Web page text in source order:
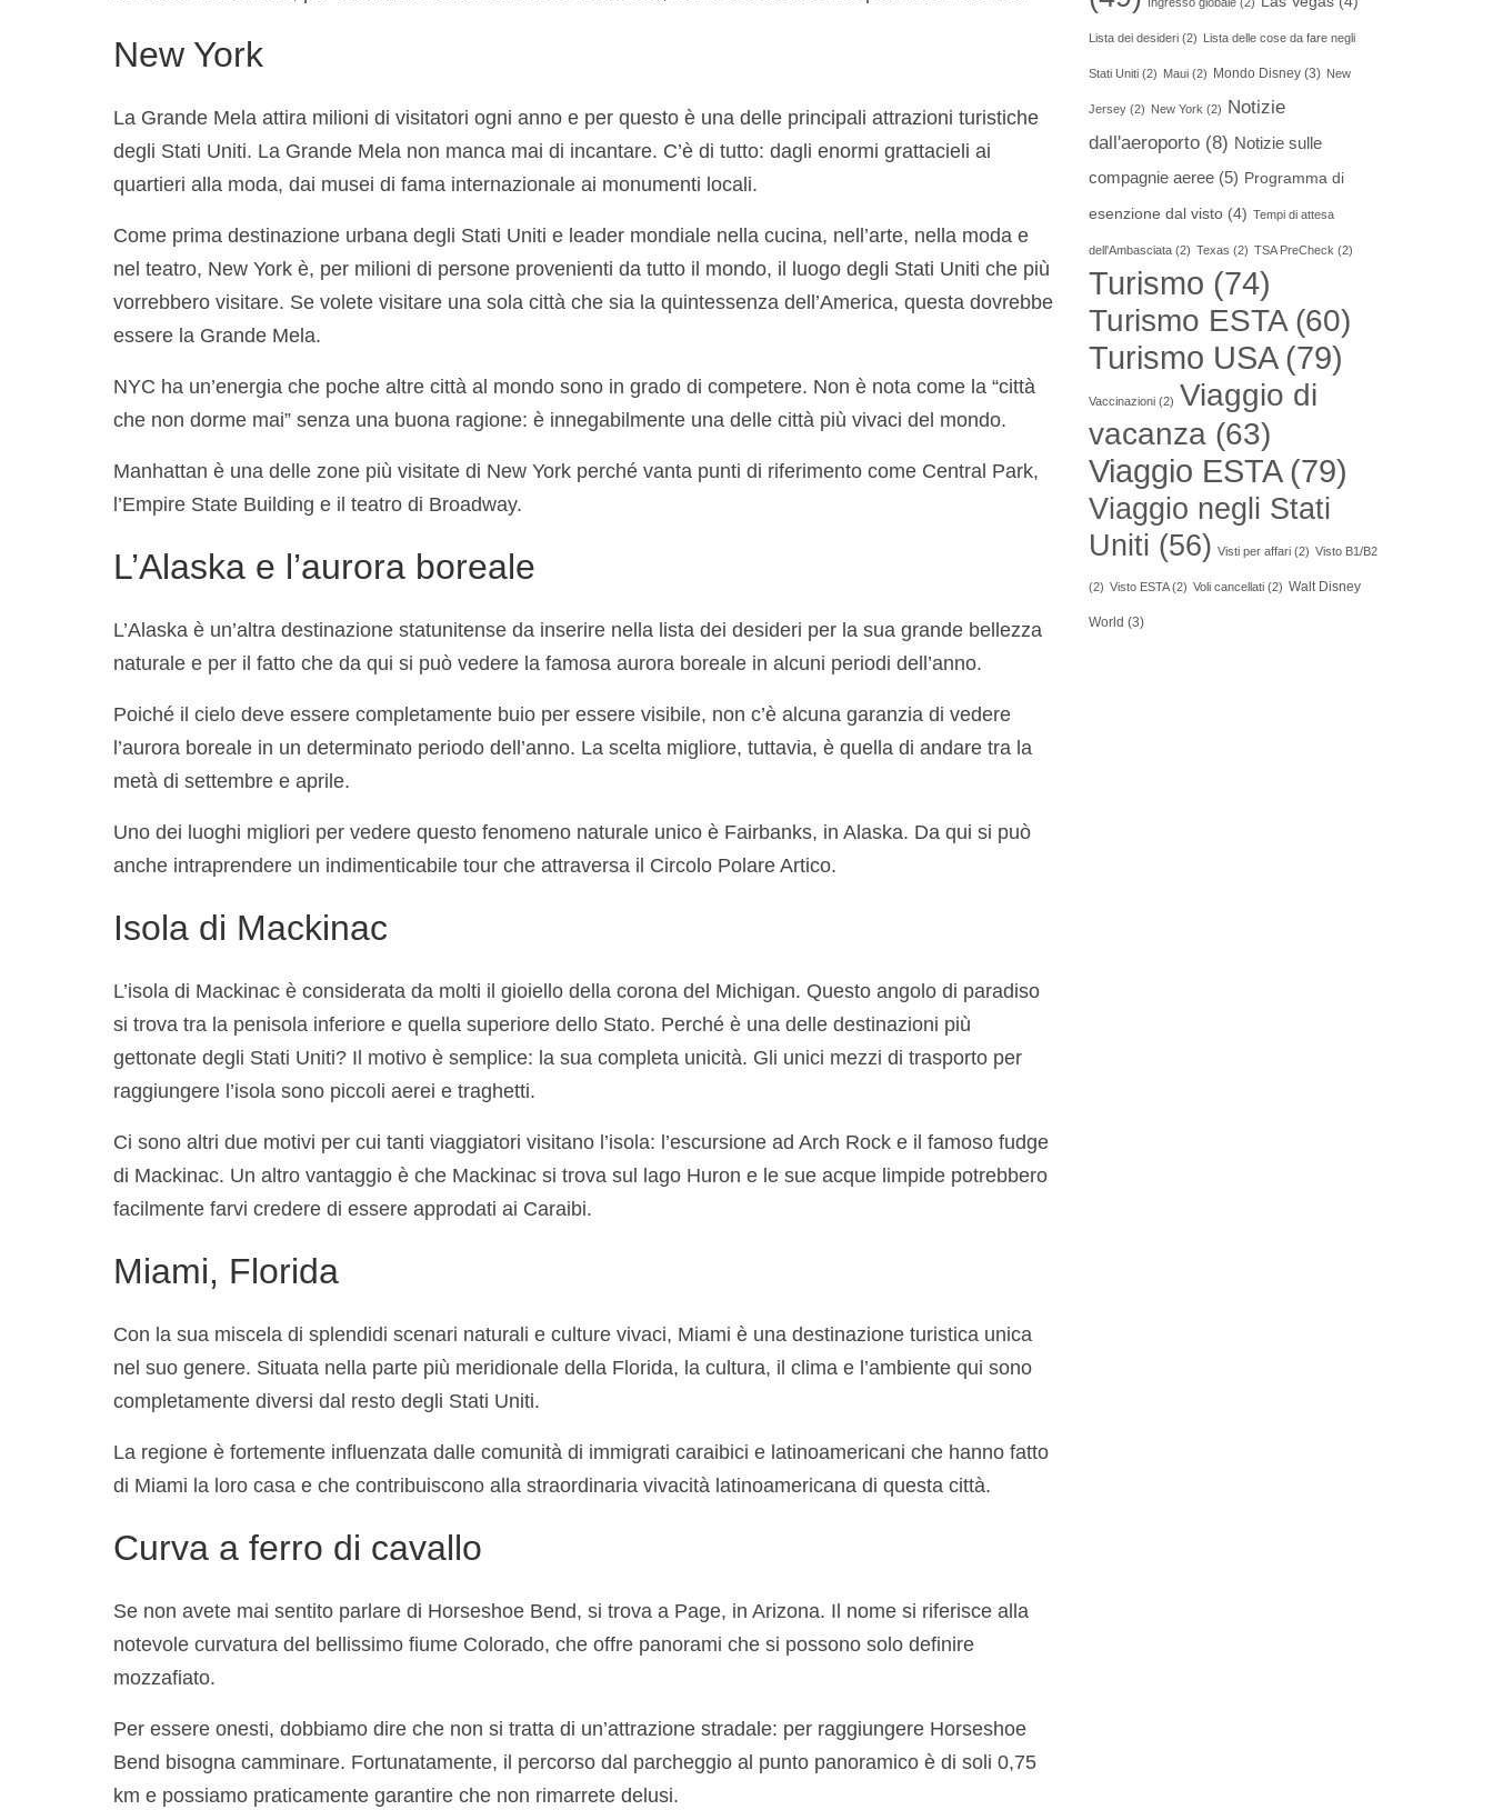
New York
La Grande Mela attira milioni di visitatori ogni anno e per questo è una delle principali attrazioni turistiche
degli Stati Uniti. La Grande Mela non manca mai di incantare. C’è di tutto: dagli enormi grattacieli ai
quartieri alla moda, dai musei di fama internazionale ai monumenti locali.
Come prima destinazione urbana degli Stati Uniti e leader mondiale nella cucina, nell’arte, nella moda e
nel teatro, New York è, per milioni di persone provenienti da tutto il mondo, il luogo degli Stati Uniti che più
vorrebbero visitare. Se volete visitare una sola città che sia la quintessenza dell’America, questa dovrebbe
essere la Grande Mela.
NYC ha un’energia che poche altre città al mondo sono in grado di competere. Non è nota come la “città
che non dorme mai” senza una buona ragione: è innegabilmente una delle città più vivaci del mondo.
Manhattan è una delle zone più visitate di New York perché vanta punti di riferimento come Central Park,
l’Empire State Building e il teatro di Broadway.
L’Alaska e l’aurora boreale
L’Alaska è un’altra destinazione statunitense da inserire nella lista dei desideri per la sua grande bellezza
naturale e per il fatto che da qui si può vedere la famosa aurora boreale in alcuni periodi dell’anno.
Poiché il cielo deve essere completamente buio per essere visibile, non c’è alcuna garanzia di vedere
l’aurora boreale in un determinato periodo dell’anno. La scelta migliore, tuttavia, è quella di andare tra la
metà di settembre e aprile.
Uno dei luoghi migliori per vedere questo fenomeno naturale unico è Fairbanks, in Alaska. Da qui si può
anche intraprendere un indimenticabile tour che attraversa il Circolo Polare Artico.
Isola di Mackinac
L’isola di Mackinac è considerata da molti il gioiello della corona del Michigan. Questo angolo di paradiso
si trova tra la penisola inferiore e quella superiore dello Stato. Perché è una delle destinazioni più
gettonate degli Stati Uniti? Il motivo è semplice: la sua completa unicità. Gli unici mezzi di trasporto per
raggiungere l’isola sono piccoli aerei e traghetti.
Ci sono altri due motivi per cui tanti viaggiatori visitano l’isola: l’escursione ad Arch Rock e il famoso fudge
di Mackinac. Un altro vantaggio è che Mackinac si trova sul lago Huron e le sue acque limpide potrebbero
facilmente farvi credere di essere approdati ai Caraibi.
Miami, Florida
Con la sua miscela di splendidi scenari naturali e culture vivaci, Miami è una destinazione turistica unica
nel suo genere. Situata nella parte più meridionale della Florida, la cultura, il clima e l’ambiente qui sono
completamente diversi dal resto degli Stati Uniti.
La regione è fortemente influenzata dalle comunità di immigrati caraibici e latinoamericani che hanno fatto
di Miami la loro casa e che contribuiscono alla straordinaria vivacità latinoamericana di questa città.
Curva a ferro di cavallo
Se non avete mai sentito parlare di Horseshoe Bend, si trova a Page, in Arizona. Il nome si riferisce alla
notevole curvatura del bellissimo fiume Colorado, che offre panorami che si possono solo definire
mozzafiato.
Per essere onesti, dobbiamo dire che non si tratta di un’attrazione stradale: per raggiungere Horseshoe
Bend bisogna camminare. Fortunatamente, il percorso dal parcheggio al punto panoramico è di soli 0,75
km e possiamo praticamente garantire che non rimarrete delusi.
Lista dei desideri(2) Lista delle cose da fare negli
Stati Uniti(2) Maui(2) Mondo Disney(3) New
Jersey(2) New York (2) Notizie
dall'aeroporto(8) Notizie sulle
compagnie aeree(5) Programma di
esenzione dal visto(4) Tempi di attesa
dell'Ambasciata(2) Texas (2) TSA PreCheck (2)
Turismo (74)
Turismo ESTA(60)
Turismo USA(79)
Vaccinazioni(2) Viaggio di
vacanza(63)
Viaggio ESTA(79)
Viaggio negli Stati
Uniti (56) Visti per affari(2) Visto B1/B2
(2) Visto ESTA(2) Voli cancellati(2) Walt Disney
World (3)